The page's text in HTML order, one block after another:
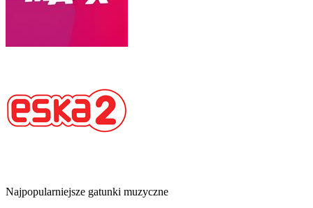
Najpopularniejsze gatunki muzyczne